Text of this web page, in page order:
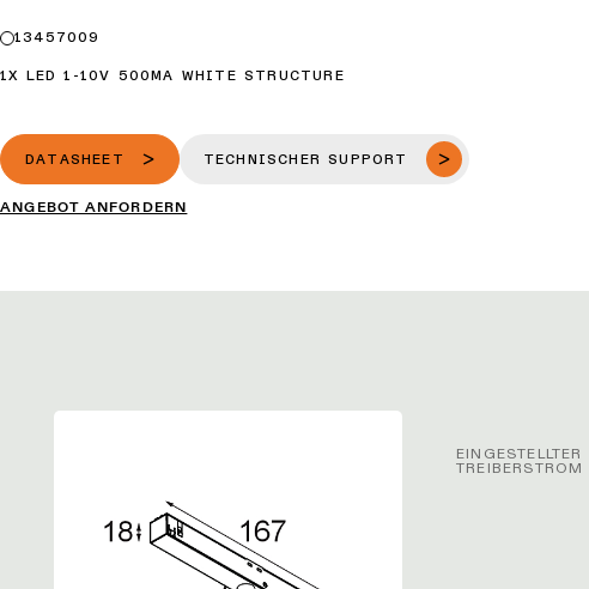
13457009
1X LED 1-10V 500MA WHITE STRUCTURE
DATASHEET TECHNISCHER SUPPORT
ANGEBOT ANFORDERN
EINGESTELLTER
TREIBERSTROM